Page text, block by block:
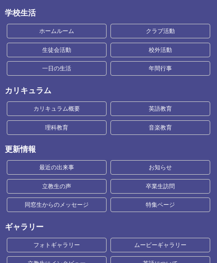
学校生活
ホームルーム クラブ活動
生徒会活動 校外活動
一日の生活 年間行事
カリキュラム
カリキュラム概要 英語教育
理科教育 音楽教育
更新情報
最近の出来事 お知らせ
立教生の声 卒業生訪問
同窓生からのメッセージ 特集ページ
ギャラリー
フォトギャラリー ムービーギャラリー